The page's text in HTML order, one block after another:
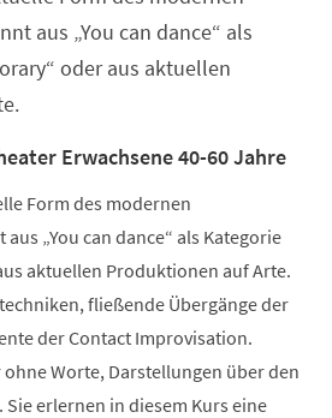
aus „You can dance“ als
oder aus aktuellen
Erwachsene 40-60 Jahre
Form des modernen
„You can dance“ als Kategorie
aktuellen Produktionen auf Arte.
fließende Übergänge der
der Contact Improvisation.
Worte, Darstellungen über den
erlernen in diesem Kurs eine